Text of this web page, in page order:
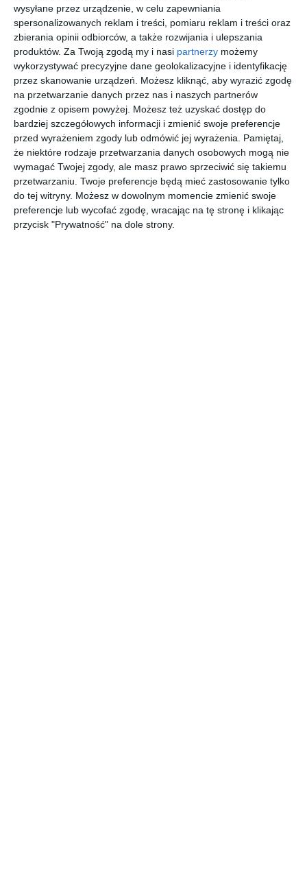
wysyłane przez urządzenie, w celu zapewniania
spersonalizowanych reklam i treści, pomiaru reklam i treści oraz
zbierania opinii odbiorców, a także rozwijania i ulepszania
produktów. Za Twoją zgodą my i nasi partnerzy możemy
wykorzystywać precyzyjne dane geolokalizacyjne i identyfikację
przez skanowanie urządzeń. Możesz kliknąć, aby wyrazić zgodę
na przetwarzanie danych przez nas i naszych partnerów
zgodnie z opisem powyżej. Możesz też uzyskać dostęp do
bardziej szczegółowych informacji i zmienić swoje preferencje
przed wyrażeniem zgody lub odmówić jej wyrażenia.
Pamiętaj,
że niektóre rodzaje przetwarzania danych osobowych mogą nie
wymagać Twojej zgody, ale masz prawo sprzeciwić się takiemu
przetwarzaniu. Twoje preferencje będą mieć zastosowanie tylko
do tej witryny. Możesz w dowolnym momencie zmienić swoje
preferencje lub wycofać zgodę, wracając na tę stronę i klikając
przycisk "Prywatność" na dole strony.
DODAJ DO ULUBIONYCH
UDOSTĘPNIJ
Pozostałe zdjęcia w projekcie:M2 ul. Kutrzeby, Szczecin
os. Pogodno